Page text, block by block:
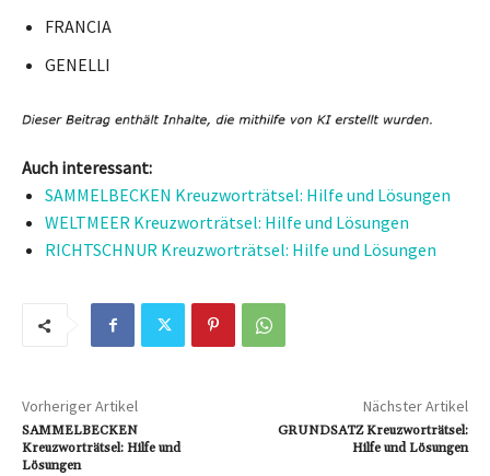
FRANCIA
GENELLI
Auch interessant:
SAMMELBECKEN Kreuzworträtsel: Hilfe und Lösungen
WELTMEER Kreuzworträtsel: Hilfe und Lösungen
RICHTSCHNUR Kreuzworträtsel: Hilfe und Lösungen
Vorheriger Artikel
SAMMELBECKEN
Kreuzworträtsel: Hilfe und
Lösungen
Nächster Artikel
GRUNDSATZ Kreuzworträtsel:
Hilfe und Lösungen